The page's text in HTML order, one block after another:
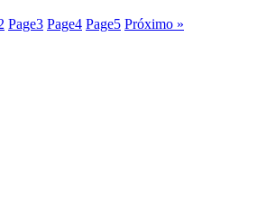
Page3 Page4 Page5 Próximo »